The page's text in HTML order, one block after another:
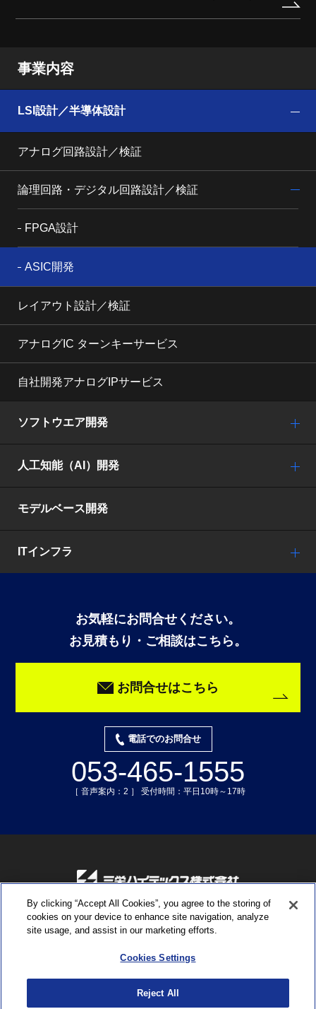
事業内容
LSI設計／半導体設計
アナログ回路設計／検証
論理回路・デジタル回路設計／検証
FPGA設計
ASIC開発
レイアウト設計／検証
アナログIC ターンキーサービス
自社開発アナログIPサービス
ソフトウエア開発
人工知能（AI）開発
モデルベース開発
ITインフラ
お気軽にお問合せください。
お見積もり・ご相談はこちら。
お問合せはこちら
電話でのお問合せ
053-465-1555
［ 音声案内：2 ］ 受付時間：平日10時～17時
〒435-0015 静岡県浜松市中央区子安町311-3
TEL:053-465-1555 ／ FAX:053-465-0330
プライバシーポリシー
サイトのご利用にあたって
By clicking “Accept All Cookies”, you agree to the storing of
cookies on your device to enhance site navigation, analyze
site usage, and assist in our marketing efforts.
Cookies Settings
Reject All